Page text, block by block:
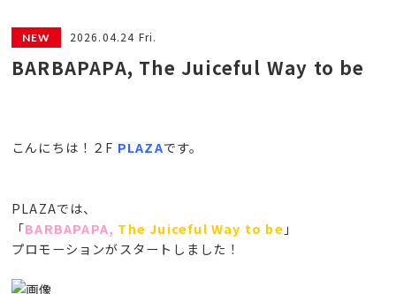
2026.04.24 Fri.
BARBAPAPA, The Juiceful Way to be
こんにちは！２F PLAZAです。
PLAZAでは、
「BARBAPAPA, The Juiceful Way to be 」
プロモーションがスタートしました！